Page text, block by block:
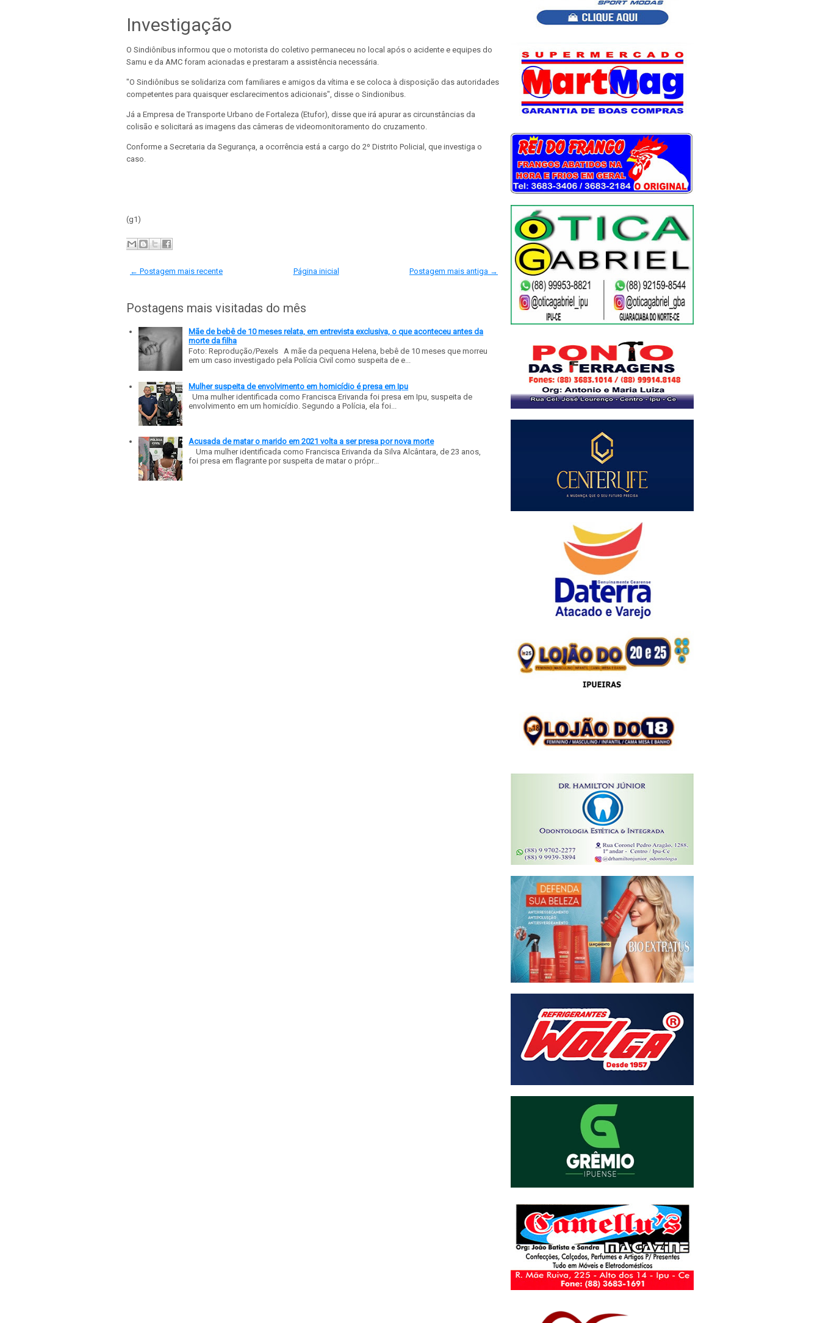
Investigação
O Sindiônibus informou que o motorista do coletivo permaneceu no local após o acidente e equipes do
Samu e da AMC foram acionadas e prestaram a assistência necessária.
"O Sindiônibus se solidariza com familiares e amigos da vítima e se coloca à disposição das autoridades
competentes para quaisquer esclarecimentos adicionais", disse o Sindionibus.
Já a Empresa de Transporte Urbano de Fortaleza (Etufor), disse que irá apurar as circunstâncias da
colisão e solicitará as imagens das câmeras de videomonitoramento do cruzamento.
Conforme a Secretaria da Segurança, a ocorrência está a cargo do 2º Distrito Policial, que investiga o
caso.
(g1)
← Postagem mais recente Postagem mais antiga →
Página inicial
Postagens mais visitadas do mês
Mãe de bebê de 10 meses relata, em entrevista exclusiva, o que aconteceu antes da
morte da filha
Foto: Reprodução/Pexels A mãe da pequena Helena, bebê de 10 meses que morreu
em um caso investigado pela Polícia Civil como suspeita de e...
Mulher suspeita de envolvimento em homicídio é presa em Ipu
Uma mulher identificada como Francisca Erivanda foi presa em Ipu, suspeita de
envolvimento em um homicídio. Segundo a Polícia, ela foi...
Acusada de matar o marido em 2021 volta a ser presa por nova morte
Uma mulher identificada como Francisca Erivanda da Silva Alcântara, de 23 anos,
foi presa em flagrante por suspeita de matar o própr...